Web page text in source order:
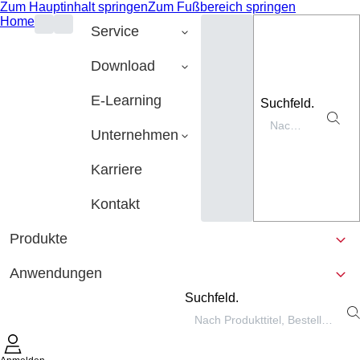
Zum Hauptinhalt springenZum Fußbereich springen
Home
Service
Download
E-Learning
Unternehmen
Karriere
Kontakt
Suchfeld.
Produkte
Anwendungen
Suchfeld.